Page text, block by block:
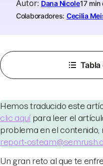
Autor: Dana Nicole17 min
Colaboradores: Cecilia
Hemos traducido este
clic aquí para leer el
problema en el contenido,
report-
Un gran reto al que te